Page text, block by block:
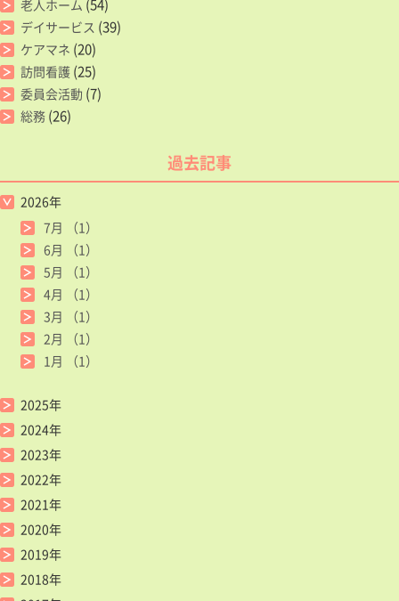
老人ホーム (54)
デイサービス (39)
ケアマネ (20)
訪問看護 (25)
委員会活動 (7)
総務 (26)
過去記事
2026年
7月
（1）
6月
（1）
5月
（1）
4月
（1）
3月
（1）
2月
（1）
1月
（1）
2025年
2024年
2023年
2022年
2021年
2020年
2019年
2018年